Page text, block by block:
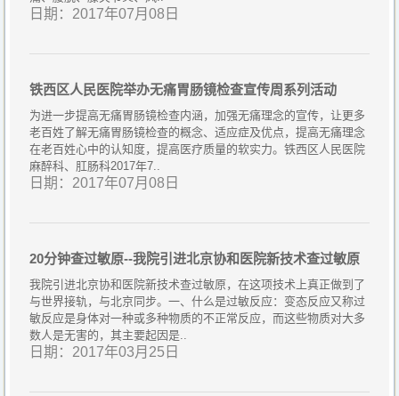
日期：2017年07月08日
铁西区人民医院举办无痛胃肠镜检查宣传周系列活动
为进一步提高无痛胃肠镜检查内涵，加强无痛理念的宣传，让更多
老百姓了解无痛胃肠镜检查的概念、适应症及优点，提高无痛理念
在老百姓心中的认知度，提高医疗质量的软实力。铁西区人民医院
麻醉科、肛肠科2017年7..
日期：2017年07月08日
20分钟查过敏原--我院引进北京协和医院新技术查过敏原
我院引进北京协和医院新技术查过敏原，在这项技术上真正做到了
与世界接轨，与北京同步。一、什么是过敏反应：变态反应又称过
敏反应是身体对一种或多种物质的不正常反应，而这些物质对大多
数人是无害的，其主要起因是..
日期：2017年03月25日